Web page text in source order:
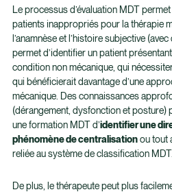
Le processus d’évaluation MDT
patients inappropriés pour la thérapie
l’anamnèse et l’histoire subjective
permet d’identifier un patient
condition non mécanique, qui
qui bénéficierait davantage d’une
mécanique. Des connaissances
(dérangement, dysfonction et posture)
une formation MDT d’identifier une
phénomène de centralisationou tout
reliée au système de classification MDT.
De plus, le thérapeute peut plus